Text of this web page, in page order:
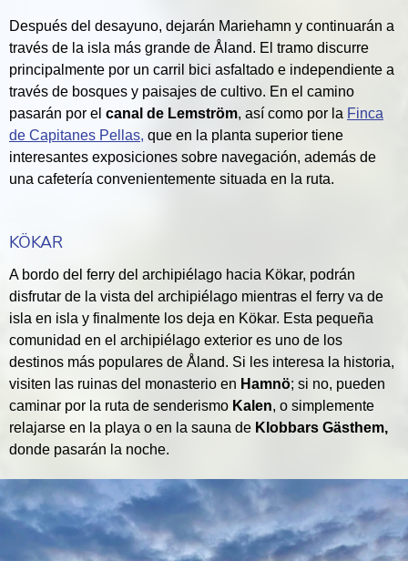
Después del desayuno, dejarán Mariehamn y continuarán a
través de la isla más grande de Åland. El tramo discurre
principalmente por un carril bici asfaltado e independiente a
través de bosques y paisajes de cultivo. En el camino
pasarán por el canal de Lemström, así como por la Finca
de Capitanes Pellas, que en la planta superior tiene
interesantes exposiciones sobre navegación, además de
una cafetería convenientemente situada en la ruta.
KÖKAR
A bordo del ferry del archipiélago hacia Kökar, podrán
disfrutar de la vista del archipiélago mientras el ferry va de
isla en isla y finalmente los deja en Kökar. Esta pequeña
comunidad en el archipiélago exterior es uno de los
destinos más populares de Åland. Si les interesa la historia,
visiten las ruinas del monasterio en Hamnö; si no, pueden
caminar por la ruta de senderismo Kalen, o simplemente
relajarse en la playa o en la sauna de Klobbars Gästhem,
donde pasarán la noche.